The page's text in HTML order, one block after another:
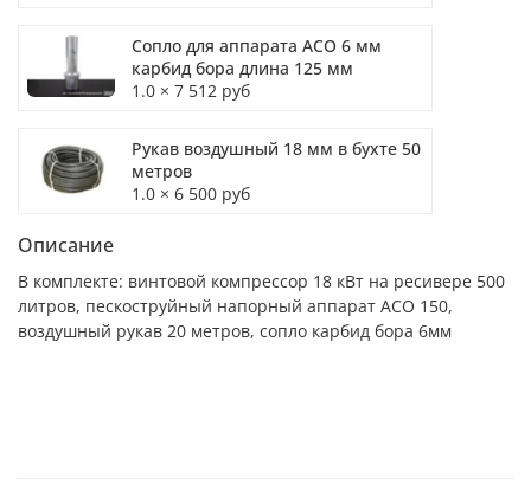
Сопло для аппарата АСО 6 мм
карбид бора длина 125 мм
1.0 × 7 512 руб
Рукав воздушный 18 мм в бухте 50
метров
1.0 × 6 500 руб
Описание
В комплекте: винтовой компрессор 18 кВт на ресивере 500
литров, пескоструйный напорный аппарат АСО 150,
воздушный рукав 20 метров, сопло карбид бора 6мм